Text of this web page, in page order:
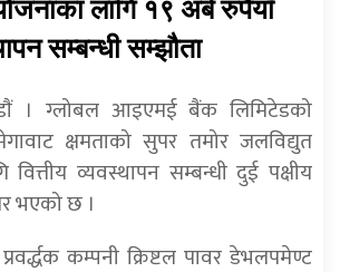
लागि १९ अर्ब रुपैयाँ
सम्बन्धी सम्झौता
। ग्लोबल आइएमई बैंक लिमिटेडको
क्षमताको सुपर तमोर जलविद्युत
व्यवस्थापन सम्बन्धी दुई पक्षीय
भएको छ ।
कम्पनी क्रिष्टल पावर डेभलपमेण्ट